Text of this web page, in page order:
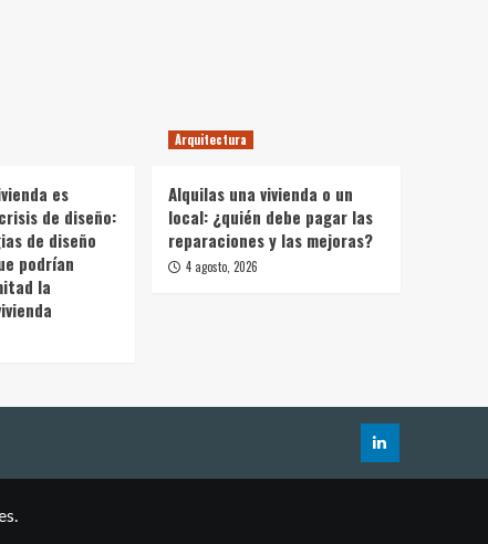
es
de diseño:
de diseño
podrían
la
Arquitectura
Alquilas una vivienda o un
local: ¿quién debe pagar las
reparaciones y las mejoras?
4 agosto, 2026